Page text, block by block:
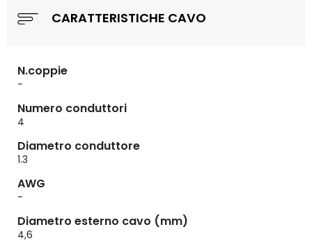
CARATTERISTICHE CAVO
N.coppie
-
Numero conduttori
4
Diametro conduttore
1.3
AWG
-
Diametro esterno cavo (mm)
4,6